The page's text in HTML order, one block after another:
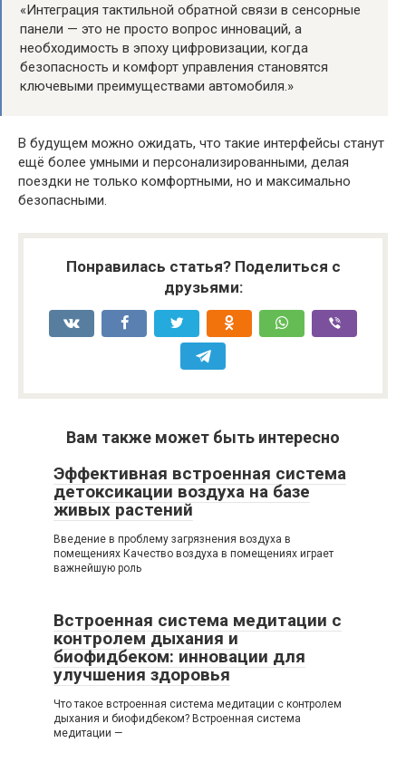
«Интеграция тактильной обратной связи в сенсорные
панели — это не просто вопрос инноваций, а
необходимость в эпоху цифровизации, когда
безопасность и комфорт управления становятся
ключевыми преимуществами автомобиля.»
В будущем можно ожидать, что такие интерфейсы станут
ещё более умными и персонализированными, делая
поездки не только комфортными, но и максимально
безопасными.
Понравилась статья? Поделиться с
друзьями:
Вам также может быть интересно
Эффективная встроенная система
детоксикации воздуха на базе
живых растений
Введение в проблему загрязнения воздуха в
помещениях Качество воздуха в помещениях играет
важнейшую роль
Встроенная система медитации с
контролем дыхания и
биофидбеком: инновации для
улучшения здоровья
Что такое встроенная система медитации с контролем
дыхания и биофидбеком? Встроенная система
медитации —